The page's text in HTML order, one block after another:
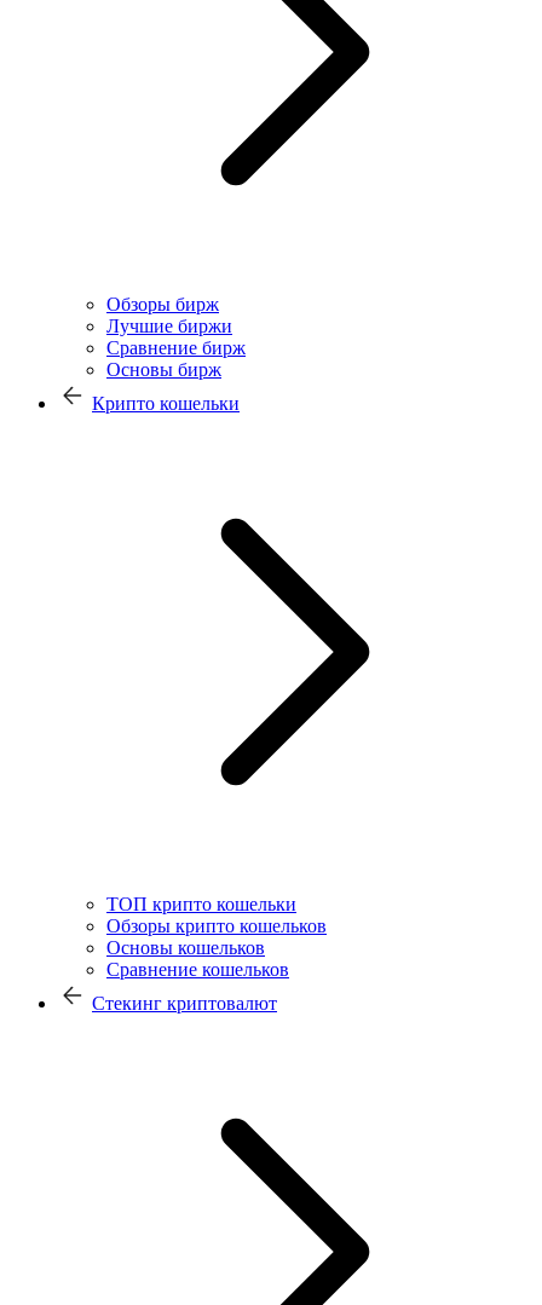
Обзоры бирж
Лучшие биржи
Сравнение бирж
Основы бирж
Крипто кошельки
ТОП крипто кошельки
Обзоры крипто кошельков
Основы кошельков
Сравнение кошельков
Стекинг криптовалют